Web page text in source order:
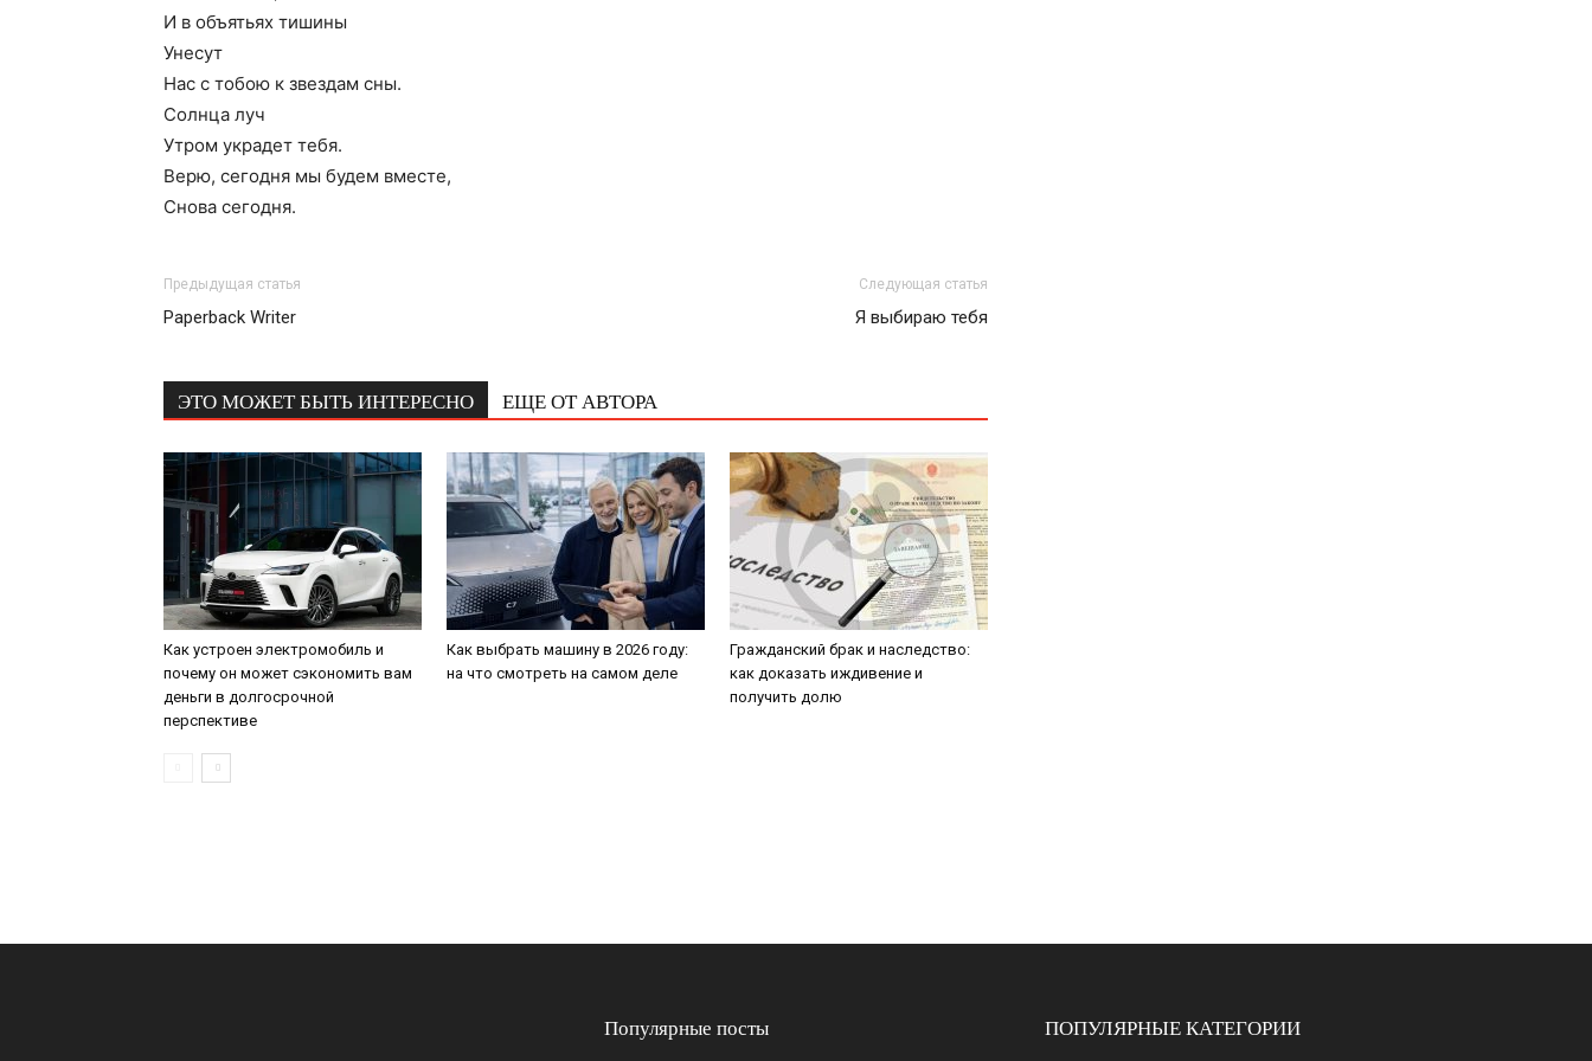
И в объятьях тишины
Унесут
Нас с тобою к звездам сны.
Солнца луч
Утром украдет тебя.
Верю, сегодня мы будем вместе,
Снова сегодня.
Предыдущая статья
Paperback Writer
Следующая статья
Я выбираю тебя
ЭТО МОЖЕТ БЫТЬ ИНТЕРЕСНО ЕЩЕ ОТ АВТОРА
Как устроен электромобиль и
почему он может сэкономить вам
деньги в долгосрочной
перспективе
Как выбрать машину в 2026 году:
на что смотреть на самом деле
Гражданский брак и наследство:
как доказать иждивение и
получить долю
Популярные посты ПОПУЛЯРНЫЕ КАТЕГОРИИ